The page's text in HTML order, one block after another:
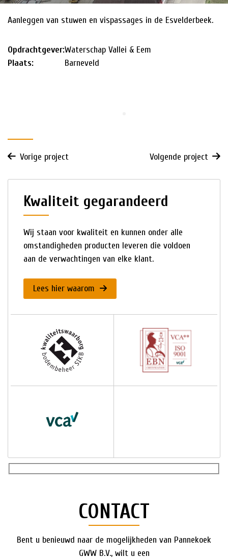
HISTORIE
NIEUWS
Aanleggen van stuwen en vispassages in de Esvelderbeek.
Opdrachtgever:Waterschap Vallei & Eem
Plaats:
Barneveld
Vorige project Volgende project
Kwaliteit gegarandeerd
Wij staan voor kwaliteit en kunnen onder alle
omstandigheden producten leveren die voldoen
aan de verwachtingen van elke klant.
Lees hier waarom
CONTACT
Bent u benieuwd naar de mogelijkheden van Pannekoek
GWW B.V., wilt u een